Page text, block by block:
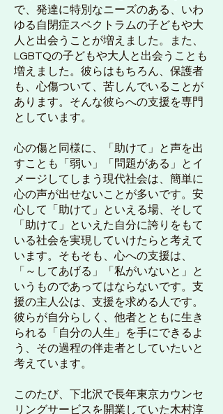
で、発達に特別なニーズのある、いわ
ゆる自閉症スペクトラムの子どもや大
人と出会うことが増えました。また、
LGBTQの子どもや大人と出会うことも
増えました。彼らはもちろん、保護者
も、心傷ついて、苦しんでいることが
あります。そんな彼らへの支援を専門
としています。
心の傷と同様に、「助けて」と声を出
すことも「弱い」「問題がある」とイ
メージしてしまう現代社会は、簡単に
心の声が出せないことが多いです。安
心して「助けて」といえる場、そして
「助けて」といえた自分に誇りをもて
いる社会を実現していけたらと考えて
います。そもそも、心への支援は、
「～してあげる」「私がいないと」と
いうものであってはならないです。支
援の主人公は、支援を求める人です。
彼らが自分らしく、他者とともに生き
られる「自分の人生」を手にできるよ
う、その過程の伴走者としていたいと
考えています。
このたび、下北沢で長年東京カウンセ
リングサービスを開業していた木村淳